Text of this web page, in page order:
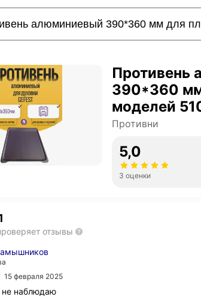
Противень
390*360 мм
моделей
6300, 6500
Противни
5,0
3 оценки
отзывы
15 февраля 2025
не наблюдаю